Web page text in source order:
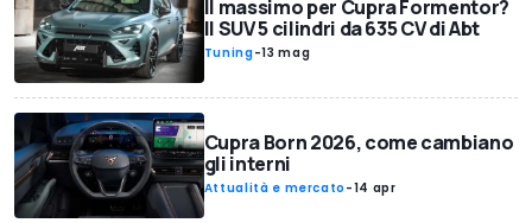
Il massimo per Cupra Formentor?
Il SUV 5 cilindri da 635 CV di Abt
Tuning-13 mag
Cupra Born 2026, come cambiano
gli interni
Attualità e mercato -14 apr